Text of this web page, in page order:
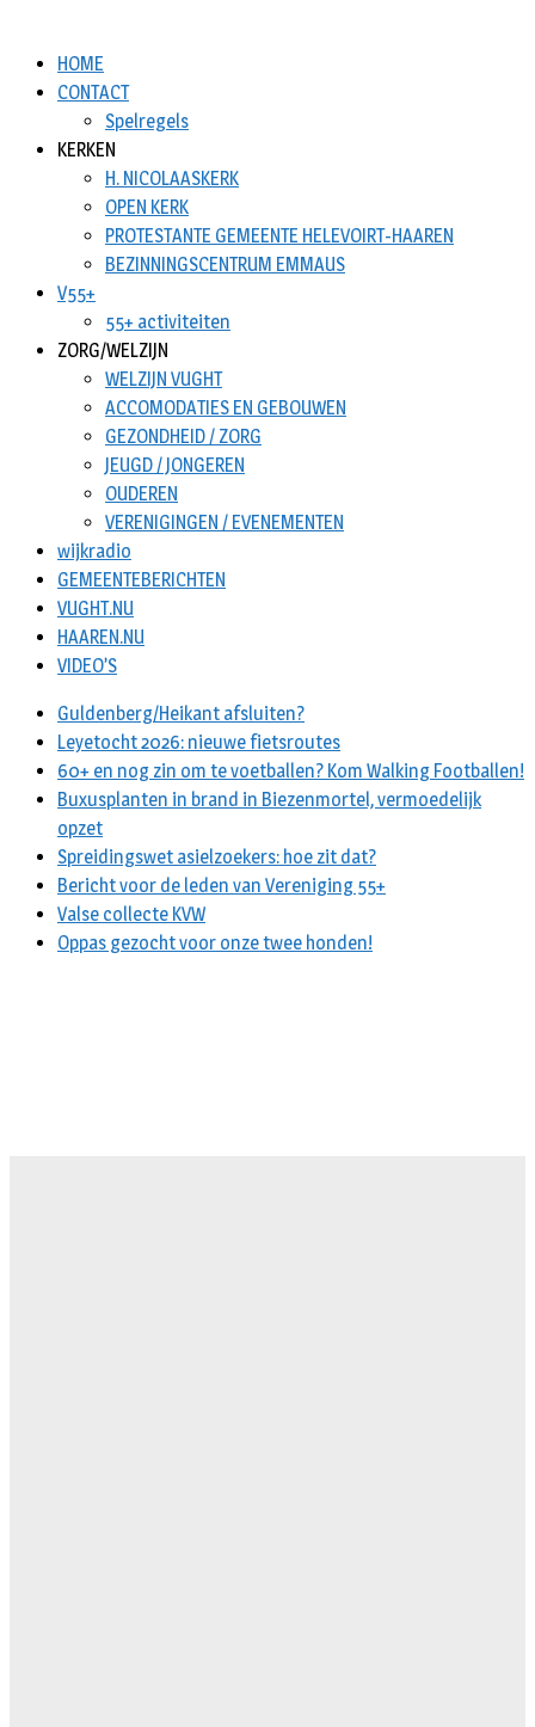
HOME
CONTACT
Spelregels
KERKEN
H. NICOLAASKERK
OPEN KERK
PROTESTANTE GEMEENTE HELEVOIRT-HAAREN
BEZINNINGSCENTRUM EMMAUS
V55+
55+ activiteiten
ZORG/WELZIJN
WELZIJN VUGHT
ACCOMODATIES EN GEBOUWEN
GEZONDHEID / ZORG
JEUGD / JONGEREN
OUDEREN
VERENIGINGEN / EVENEMENTEN
wijkradio
GEMEENTEBERICHTEN
VUGHT.NU
HAAREN.NU
VIDEO’S
Guldenberg/Heikant afsluiten?
Leyetocht 2026: nieuwe fietsroutes
60+ en nog zin om te voetballen? Kom Walking Footballen!
Buxusplanten in brand in Biezenmortel, vermoedelijk
opzet
Spreidingswet asielzoekers: hoe zit dat?
Bericht voor de leden van Vereniging 55+
Valse collecte KVW
Oppas gezocht voor onze twee honden!